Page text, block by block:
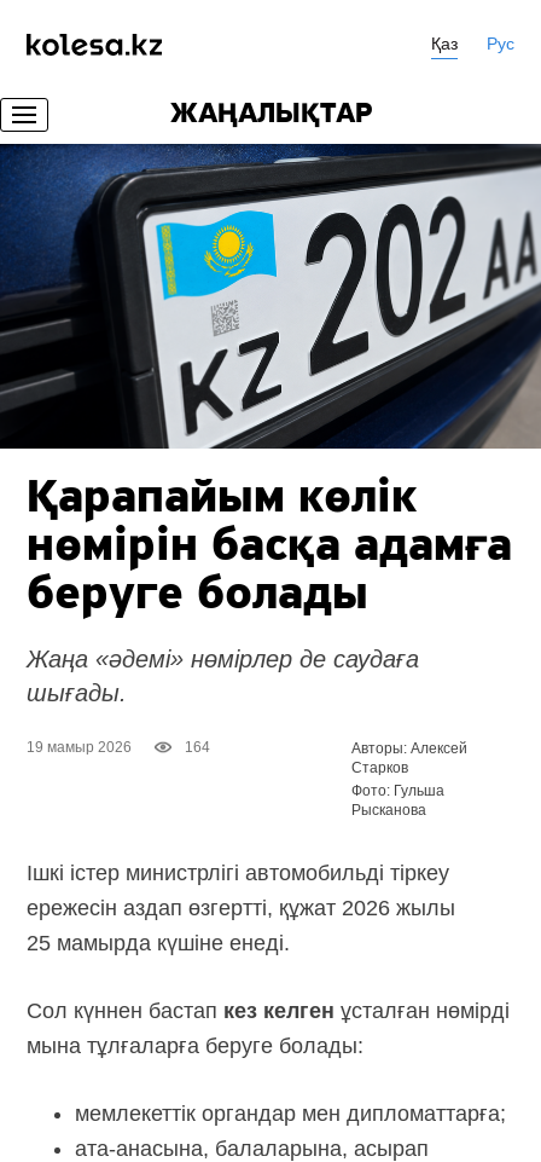
Қаз Рус
ЖАҢАЛЫҚТАР
Қарапайым көлік
нөмірін басқа адамға
беруге болады
Жаңа «әдемі» нөмірлер де саудаға
шығады.
19 мамыр 2026 164
Авторы: Алексей
Старков
Фото: Гульша
Рысканова
Ішкі істер министрлігі автомобильді тіркеу
ережесін аздап өзгертті, құжат 2026 жылы
25 мамырда күшіне енеді.
Сол күннен бастап кез келген ұсталған нөмірді
мына тұлғаларға беруге болады:
мемлекеттік органдар мен дипломаттарға;
ата-анасына, балаларына, асырап